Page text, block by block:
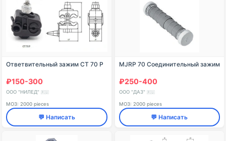
Ответвительный зажим CT 70 P
₽150-300
ООО "НИЛЕД" 🇷🇺
МОЗ: 2000 pieces
💬 Написать
MJRP 70 Соединительный зажим
₽250-400
ООО "ДАЗ" 🇷🇺
МОЗ: 2000 pieces
💬 Написать